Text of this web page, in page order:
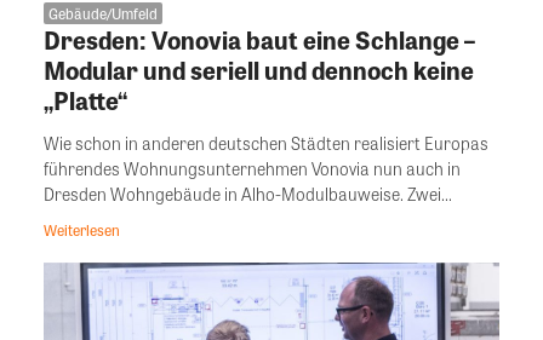
Gebäude/Umfeld
Dresden: Vonovia baut eine Schlange –
Modular und seriell und dennoch keine
„Platte“
Wie schon in anderen deutschen Städten realisiert Europas
führendes Wohnungsunternehmen Vonovia nun auch in
Dresden Wohngebäude in Alho-Modulbauweise. Zwei...
Weiterlesen